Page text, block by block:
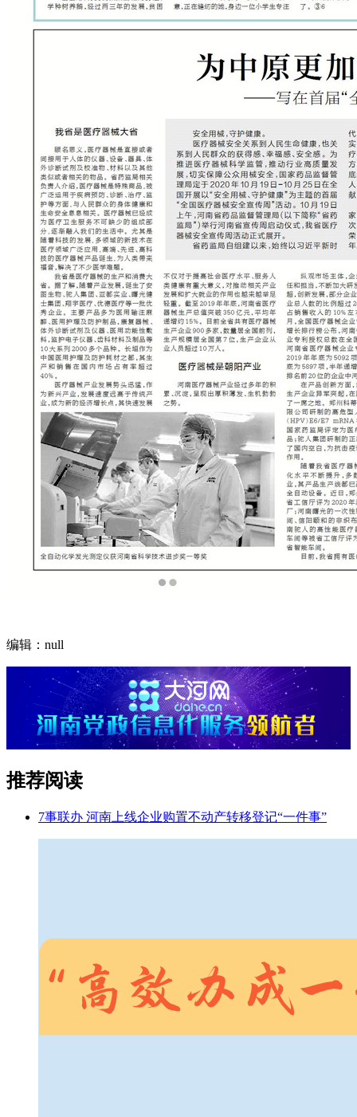
编辑：null
推荐阅读
7事联办 河南上线企业购置不动产转移登记“一件事”